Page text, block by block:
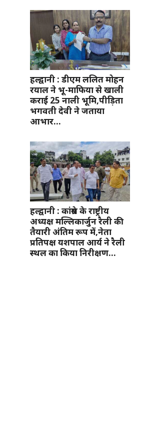
हल्द्वानी : डीएम ललित मोहन
रयाल ने भू-माफिया से खाली
कराई 25 नाली भूमि,पीड़िता
भगवती देवी ने जताया
आभार…
हल्द्वानी : कांग्रेस के राष्ट्रीय
अध्यक्ष मल्लिकार्जुन रैली की
तैयारी अंतिम रूप में,नेता
प्रतिपक्ष यशपाल आर्य ने रैली
स्थल का किया निरीक्षण…